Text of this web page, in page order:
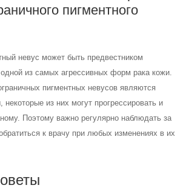
пигментного
невус может быть предвестником
из самых агрессивных форм рака кожи.
пигментных невусов являются
некоторые из них могут прогрессировать и
Поэтому важно регулярно наблюдать за
к врачу при любых изменениях в их